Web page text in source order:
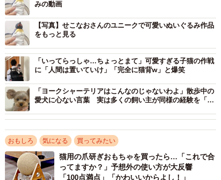
みの動画
【写真】せこなおさんのユニークで可愛いぬいぐるみ作品
をもっと見る
「いってらっしゃ…ちょっとまて」可愛すぎる子猫の作戦
に「人間は置いていけ」「完全に猫背w」と爆笑
「ヨークシャーテリアはこんなのじゃないわよ」散歩中の
愛犬に心ない言葉 実は多くの飼い主が同様の経験を「い
おもしろ 気になる 買ってみたい
猫用の爪研ぎおもちゃを買ったら…「これで合
ってますか？」予想外の使い方が大反響
「100点満点」「かわいいからよし！」